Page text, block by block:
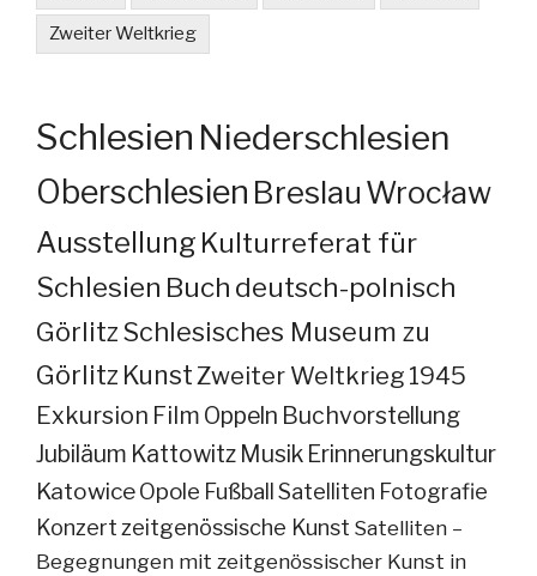
Zweiter Weltkrieg
Schlesien Niederschlesien
Oberschlesien Breslau Wrocław
Ausstellung Kulturreferat für
Schlesien Buch deutsch-polnisch
GörlitzSchlesisches Museum zu
Görlitz KunstZweiter Weltkrieg 1945
Exkursion Film Oppeln Buchvorstellung
Jubiläum Kattowitz Musik Erinnerungskultur
KatowiceOpole FußballSatelliten Fotografie
Konzertzeitgenössische Kunst Satelliten –
Begegnungen mit zeitgenössischer Kunst in